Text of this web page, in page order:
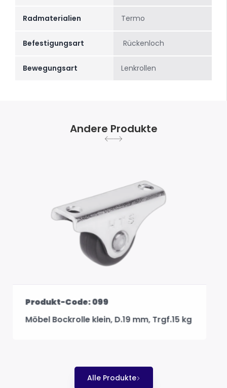
Radmaterialien Termo
Befestigungsart Rückenloch
Bewegungsart Lenkrollen
Andere Produkte
Bockrollen D.28 mm-Möbelrollen
Alle Produkte